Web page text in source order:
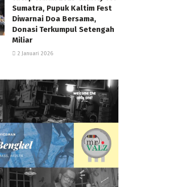
Sumatra, Pupuk Kaltim Fest
Diwarnai Doa Bersama,
Donasi Terkumpul Setengah
Miliar
2 Januari 2026